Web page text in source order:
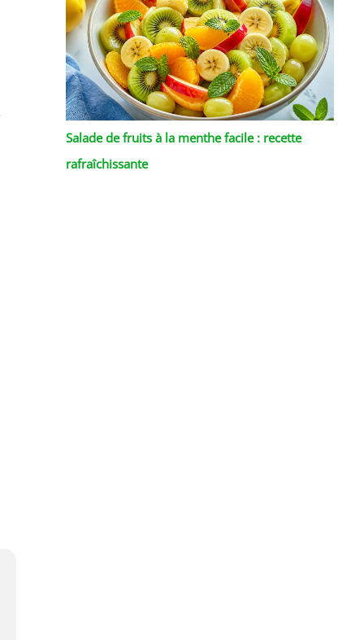
Salade de fruits à la menthe facile : recette
rafraîchissante